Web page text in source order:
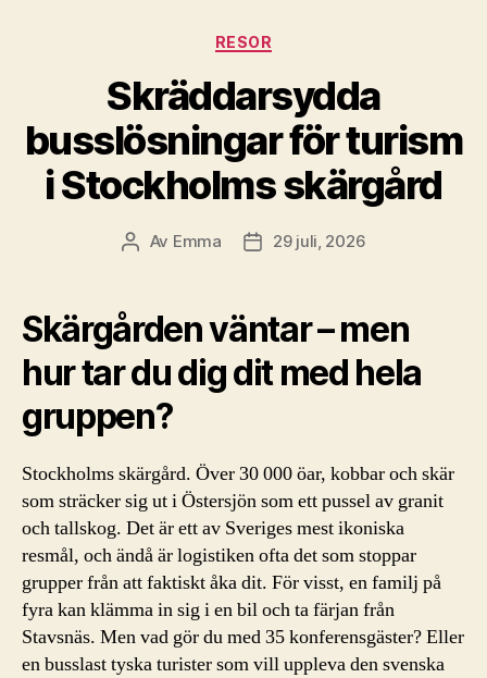
Kategorier
RESOR
Skräddarsydda
busslösningar för turism
i Stockholms skärgård
Inläggsförfattare
Av Emma Inläggsdatum
29 juli, 2026
Skärgården väntar – men
hur tar du dig dit med hela
gruppen?
Stockholms skärgård. Över 30 000 öar, kobbar och skär
som sträcker sig ut i Östersjön som ett pussel av granit
och tallskog. Det är ett av Sveriges mest ikoniska
resmål, och ändå är logistiken ofta det som stoppar
grupper från att faktiskt åka dit. För visst, en familj på
fyra kan klämma in sig i en bil och ta färjan från
Stavsnäs. Men vad gör du med 35 konferensgäster? Eller
en busslast tyska turister som vill uppleva den svenska